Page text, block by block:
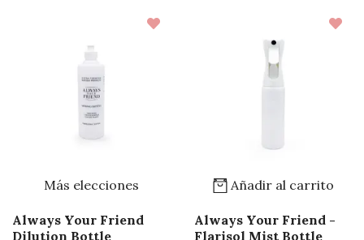
Más elecciones
Always Your Friend
Dilution Bottle
Añadir al carrito
Always Your Friend -
Flarisol Mist Bottle